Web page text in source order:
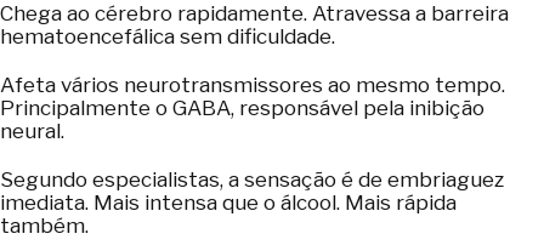
Chega ao cérebro rapidamente. Atravessa a barreira
hematoencefálica sem dificuldade.
Afeta vários neurotransmissores ao mesmo tempo.
Principalmente o GABA, responsável pela inibição
neural.
Segundo especialistas, a sensação é de embriaguez
imediata. Mais intensa que o álcool. Mais rápida
também.